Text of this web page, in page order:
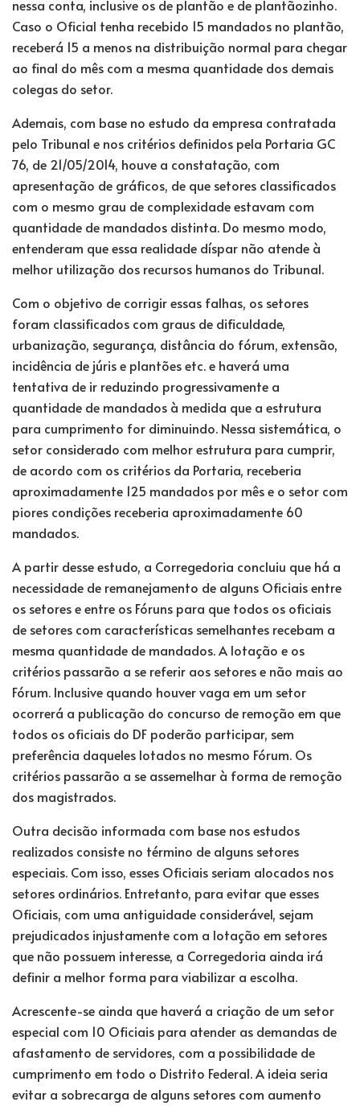
nessa conta, inclusive os de plantão e de plantãozinho.
Caso o Oficial tenha recebido 15 mandados no plantão,
receberá 15 a menos na distribuição normal para chegar
ao final do mês com a mesma quantidade dos demais
colegas do setor.
Ademais, com base no estudo da empresa contratada
pelo Tribunal e nos critérios definidos pela Portaria GC
76, de 21/05/2014, houve a constatação, com
apresentação de gráficos, de que setores classificados
com o mesmo grau de complexidade estavam com
quantidade de mandados distinta. Do mesmo modo,
entenderam que essa realidade díspar não atende à
melhor utilização dos recursos humanos do Tribunal.
Com o objetivo de corrigir essas falhas, os setores
foram classificados com graus de dificuldade,
urbanização, segurança, distância do fórum, extensão,
incidência de júris e plantões etc. e haverá uma
tentativa de ir reduzindo progressivamente a
quantidade de mandados à medida que a estrutura
para cumprimento for diminuindo. Nessa sistemática, o
setor considerado com melhor estrutura para cumprir,
de acordo com os critérios da Portaria, receberia
aproximadamente 125 mandados por mês e o setor com
piores condições receberia aproximadamente 60
mandados.
A partir desse estudo, a Corregedoria concluiu que há a
necessidade de remanejamento de alguns Oficiais entre
os setores e entre os Fóruns para que todos os oficiais
de setores com características semelhantes recebam a
mesma quantidade de mandados. A lotação e os
critérios passarão a se referir aos setores e não mais ao
Fórum. Inclusive quando houver vaga em um setor
ocorrerá a publicação do concurso de remoção em que
todos os oficiais do DF poderão participar, sem
preferência daqueles lotados no mesmo Fórum. Os
critérios passarão a se assemelhar à forma de remoção
dos magistrados.
Outra decisão informada com base nos estudos
realizados consiste no término de alguns setores
especiais. Com isso, esses Oficiais seriam alocados nos
setores ordinários. Entretanto, para evitar que esses
Oficiais, com uma antiguidade considerável, sejam
prejudicados injustamente com a lotação em setores
que não possuem interesse, a Corregedoria ainda irá
definir a melhor forma para viabilizar a escolha.
Acrescente-se ainda que haverá a criação de um setor
especial com 10 Oficiais para atender as demandas de
afastamento de servidores, com a possibilidade de
cumprimento em todo o Distrito Federal. A ideia seria
evitar a sobrecarga de alguns setores com aumento